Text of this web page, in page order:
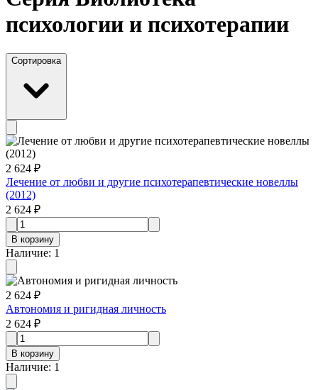
психологии и психотерапии
Сортировка
2 624 ₽
Лечение от любви и другие психотерапевтические новеллы
(2012)
2 624 ₽
В корзину
Наличие: 1
2 624 ₽
Автономия и ригидная личность
2 624 ₽
В корзину
Наличие: 1